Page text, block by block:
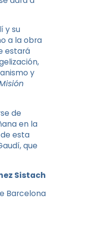
y su
a la obra
estará
y
de
en la
esta
que
Sistach
Barcelona